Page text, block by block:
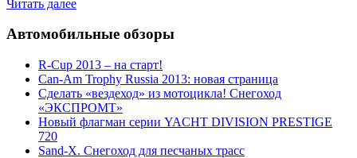
Читать далее
Автомобильные обзоры
R-Cup 2013 – на старт!
Can-Am Trophy Russia 2013: новая страница
Сделать «вездеход» из мотоцикла! Снегоход
«ЭКСПРОМТ»
Новый флагман серии YACHT DIVISION PRESTIGE
720
Sand-X. Снегоход для песчаных трасс